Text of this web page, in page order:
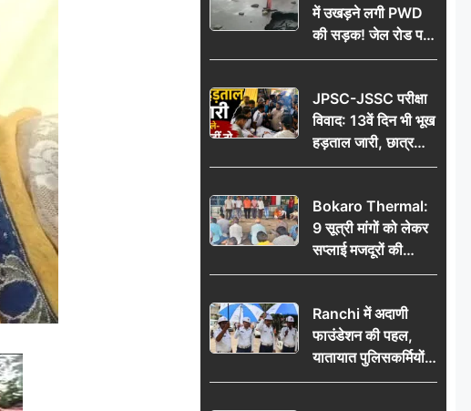
में उखड़ने लगी PWD
की सड़क! जेल रोड पर
गड्ढे ने खोली निर्माण
की उठी मांग
JPSC-JSSC परीक्षा
विवाद: 13वें दिन भी भूख
हड़ताल जारी, छात्र
बोले- जांच नहीं तो
Bokaro Thermal:
9 सूत्री मांगों को लेकर
सप्लाई मजदूरों की
हुंकार, 12 अगस्त के
Ranchi में अदाणी
फाउंडेशन की पहल,
यातायात पुलिसकर्मियों
को वितरित किए गए छाते